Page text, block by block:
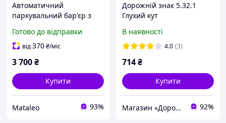
Автоматичний
паркувальний бар'єр з
керуванням Stop parking
Готово до відправки
від370₴/міс
3 700₴
Купити
Mataleo 93%
Дорожній знак 5.32.1
Глухий кут
В наявності
4.0 (3)
714₴
Купити
Магазин «Дорожній Світ» 92%